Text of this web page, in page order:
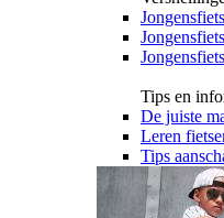
Tips en
De juiste
Leren
Tips